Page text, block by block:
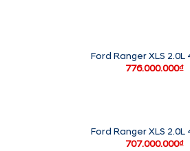
Ford Ranger XLS 2.0L
776.000.000₫
Ford Ranger XLS 2.0L
707.000.000₫